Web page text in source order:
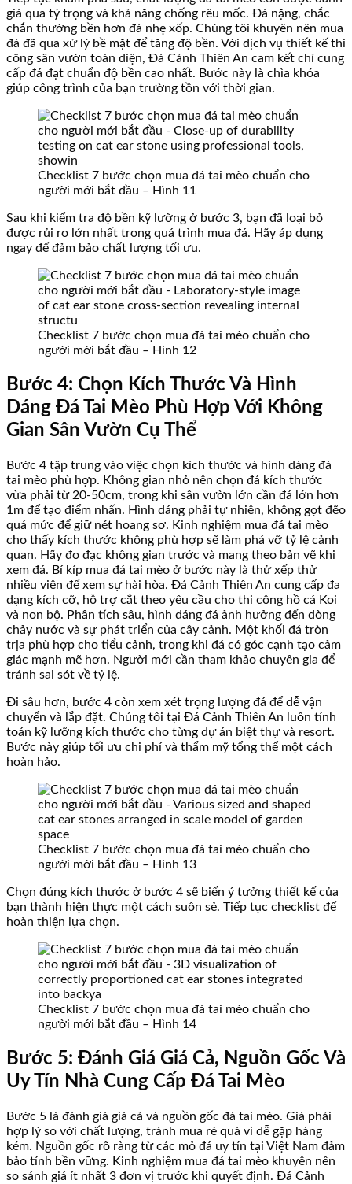
giá qua tỷ trọng và khả năng chống rêu mốc. Đá nặng, chắc
chắn thường bền hơn đá nhẹ xốp. Chúng tôi khuyên nên mua
đá đã qua xử lý bề mặt để tăng độ bền. Với dịch vụ thiết kế thi
công sân vườn toàn diện, Đá Cảnh Thiên An cam kết chỉ cung
cấp đá đạt chuẩn độ bền cao nhất. Bước này là chìa khóa
giúp công trình của bạn trường tồn với thời gian.
Checklist 7 bước chọn mua đá tai mèo chuẩn cho
người mới bắt đầu – Hình 11
Sau khi kiểm tra độ bền kỹ lưỡng ở bước 3, bạn đã loại bỏ
được rủi ro lớn nhất trong quá trình mua đá. Hãy áp dụng
ngay để đảm bảo chất lượng tối ưu.
Checklist 7 bước chọn mua đá tai mèo chuẩn cho
người mới bắt đầu – Hình 12
Bước 4: Chọn Kích Thước Và Hình
Dáng Đá Tai Mèo Phù Hợp Với Không
Gian Sân Vườn Cụ Thể
Bước 4 tập trung vào việc chọn kích thước và hình dáng đá
tai mèo phù hợp. Không gian nhỏ nên chọn đá kích thước
vừa phải từ 20-50cm, trong khi sân vườn lớn cần đá lớn hơn
1m để tạo điểm nhấn. Hình dáng phải tự nhiên, không gọt đẽo
quá mức để giữ nét hoang sơ. Kinh nghiệm mua đá tai mèo
cho thấy kích thước không phù hợp sẽ làm phá vỡ tỷ lệ cảnh
quan. Hãy đo đạc không gian trước và mang theo bản vẽ khi
xem đá. Bí kíp mua đá tai mèo ở bước này là thử xếp thử
nhiều viên để xem sự hài hòa. Đá Cảnh Thiên An cung cấp đa
dạng kích cỡ, hỗ trợ cắt theo yêu cầu cho thi công hồ cá Koi
và non bộ. Phân tích sâu, hình dáng đá ảnh hưởng đến dòng
chảy nước và sự phát triển của cây cảnh. Một khối đá tròn
trịa phù hợp cho tiểu cảnh, trong khi đá có góc cạnh tạo cảm
giác mạnh mẽ hơn. Người mới cần tham khảo chuyên gia để
tránh sai sót về tỷ lệ.
Đi sâu hơn, bước 4 còn xem xét trọng lượng đá để dễ vận
chuyển và lắp đặt. Chúng tôi tại Đá Cảnh Thiên An luôn tính
toán kỹ lưỡng kích thước cho từng dự án biệt thự và resort.
Bước này giúp tối ưu chi phí và thẩm mỹ tổng thể một cách
hoàn hảo.
Checklist 7 bước chọn mua đá tai mèo chuẩn cho
người mới bắt đầu – Hình 13
Chọn đúng kích thước ở bước 4 sẽ biến ý tưởng thiết kế của
bạn thành hiện thực một cách suôn sẻ. Tiếp tục checklist để
hoàn thiện lựa chọn.
Checklist 7 bước chọn mua đá tai mèo chuẩn cho
người mới bắt đầu – Hình 14
Bước 5: Đánh Giá Giá Cả, Nguồn Gốc Và
Uy Tín Nhà Cung Cấp Đá Tai Mèo
Bước 5 là đánh giá giá cả và nguồn gốc đá tai mèo. Giá phải
hợp lý so với chất lượng, tránh mua rẻ quá vì dễ gặp hàng
kém. Nguồn gốc rõ ràng từ các mỏ đá uy tín tại Việt Nam đảm
bảo tính bền vững. Kinh nghiệm mua đá tai mèo khuyên nên
so sánh giá ít nhất 3 đơn vị trước khi quyết định. Đá Cảnh